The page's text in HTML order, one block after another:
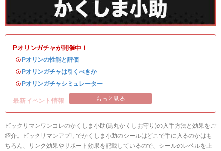
Pオリンガチャが開催中！
・Pオリンの性能と評価
・Pオリンガチャは引くべきか
・Pオリンガチャシミュレーター
最新イベント情報 もっと見る
ビックリマンワンコレのかくしま小助(黒丸かくしお守り)の入手方法と効果をご
紹介。ビックリマンアプリでかくしま小助のシールはどこで手に入るのかはも
ちろん、リンク効果やサポート効果を記載しているので、シールのレベルを上